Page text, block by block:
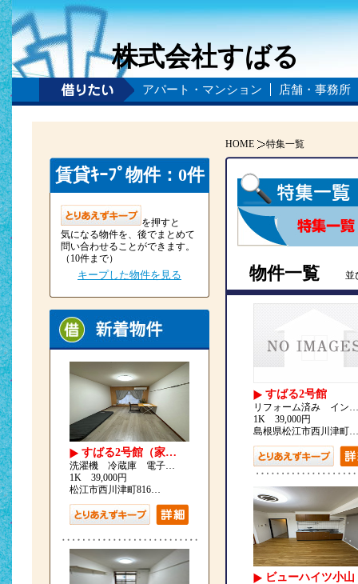
株式会社すばる
アパート・マンション 店舗・事務所
賃貸ｷｰﾌﾟ物件：0件
を押すと
気になる物件を、後でまとめて
問い合わせることができます。
（10件まで）
キープした物件を見る
すばる2号館（家…
洗濯機 冷蔵庫 電子…
1K 39,000円
松江市西川津町816…
HOME 特集一覧
物件一覧 並
すばる2号館
リフォーム済み イン…
1K 39,000円
島根県松江市西川津町…
ビューハイツ小山